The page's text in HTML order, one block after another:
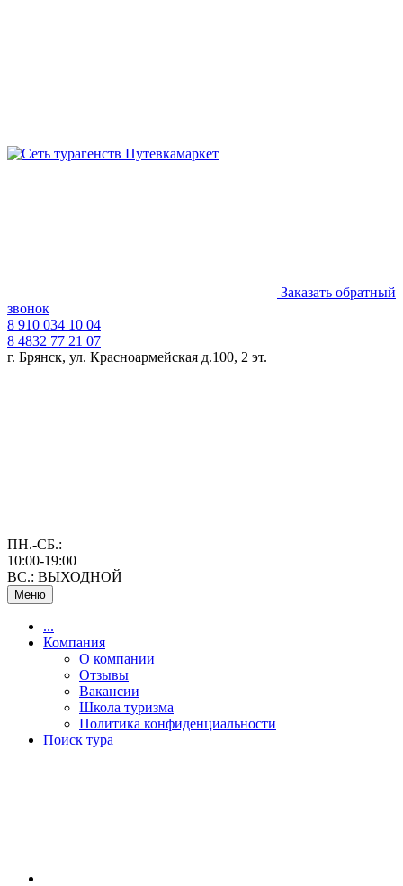
Заказать обратный
звонок
8 910 034 10 04
8 4832 77 21 07
г. Брянск, ул. Красноармейская д.100, 2 эт.
ПН.-СБ.:
10:00-19:00
ВС.: ВЫХОДНОЙ
Меню
...
Компания
О компании
Отзывы
Вакансии
Школа туризма
Политика конфиденциальности
Поиск тура